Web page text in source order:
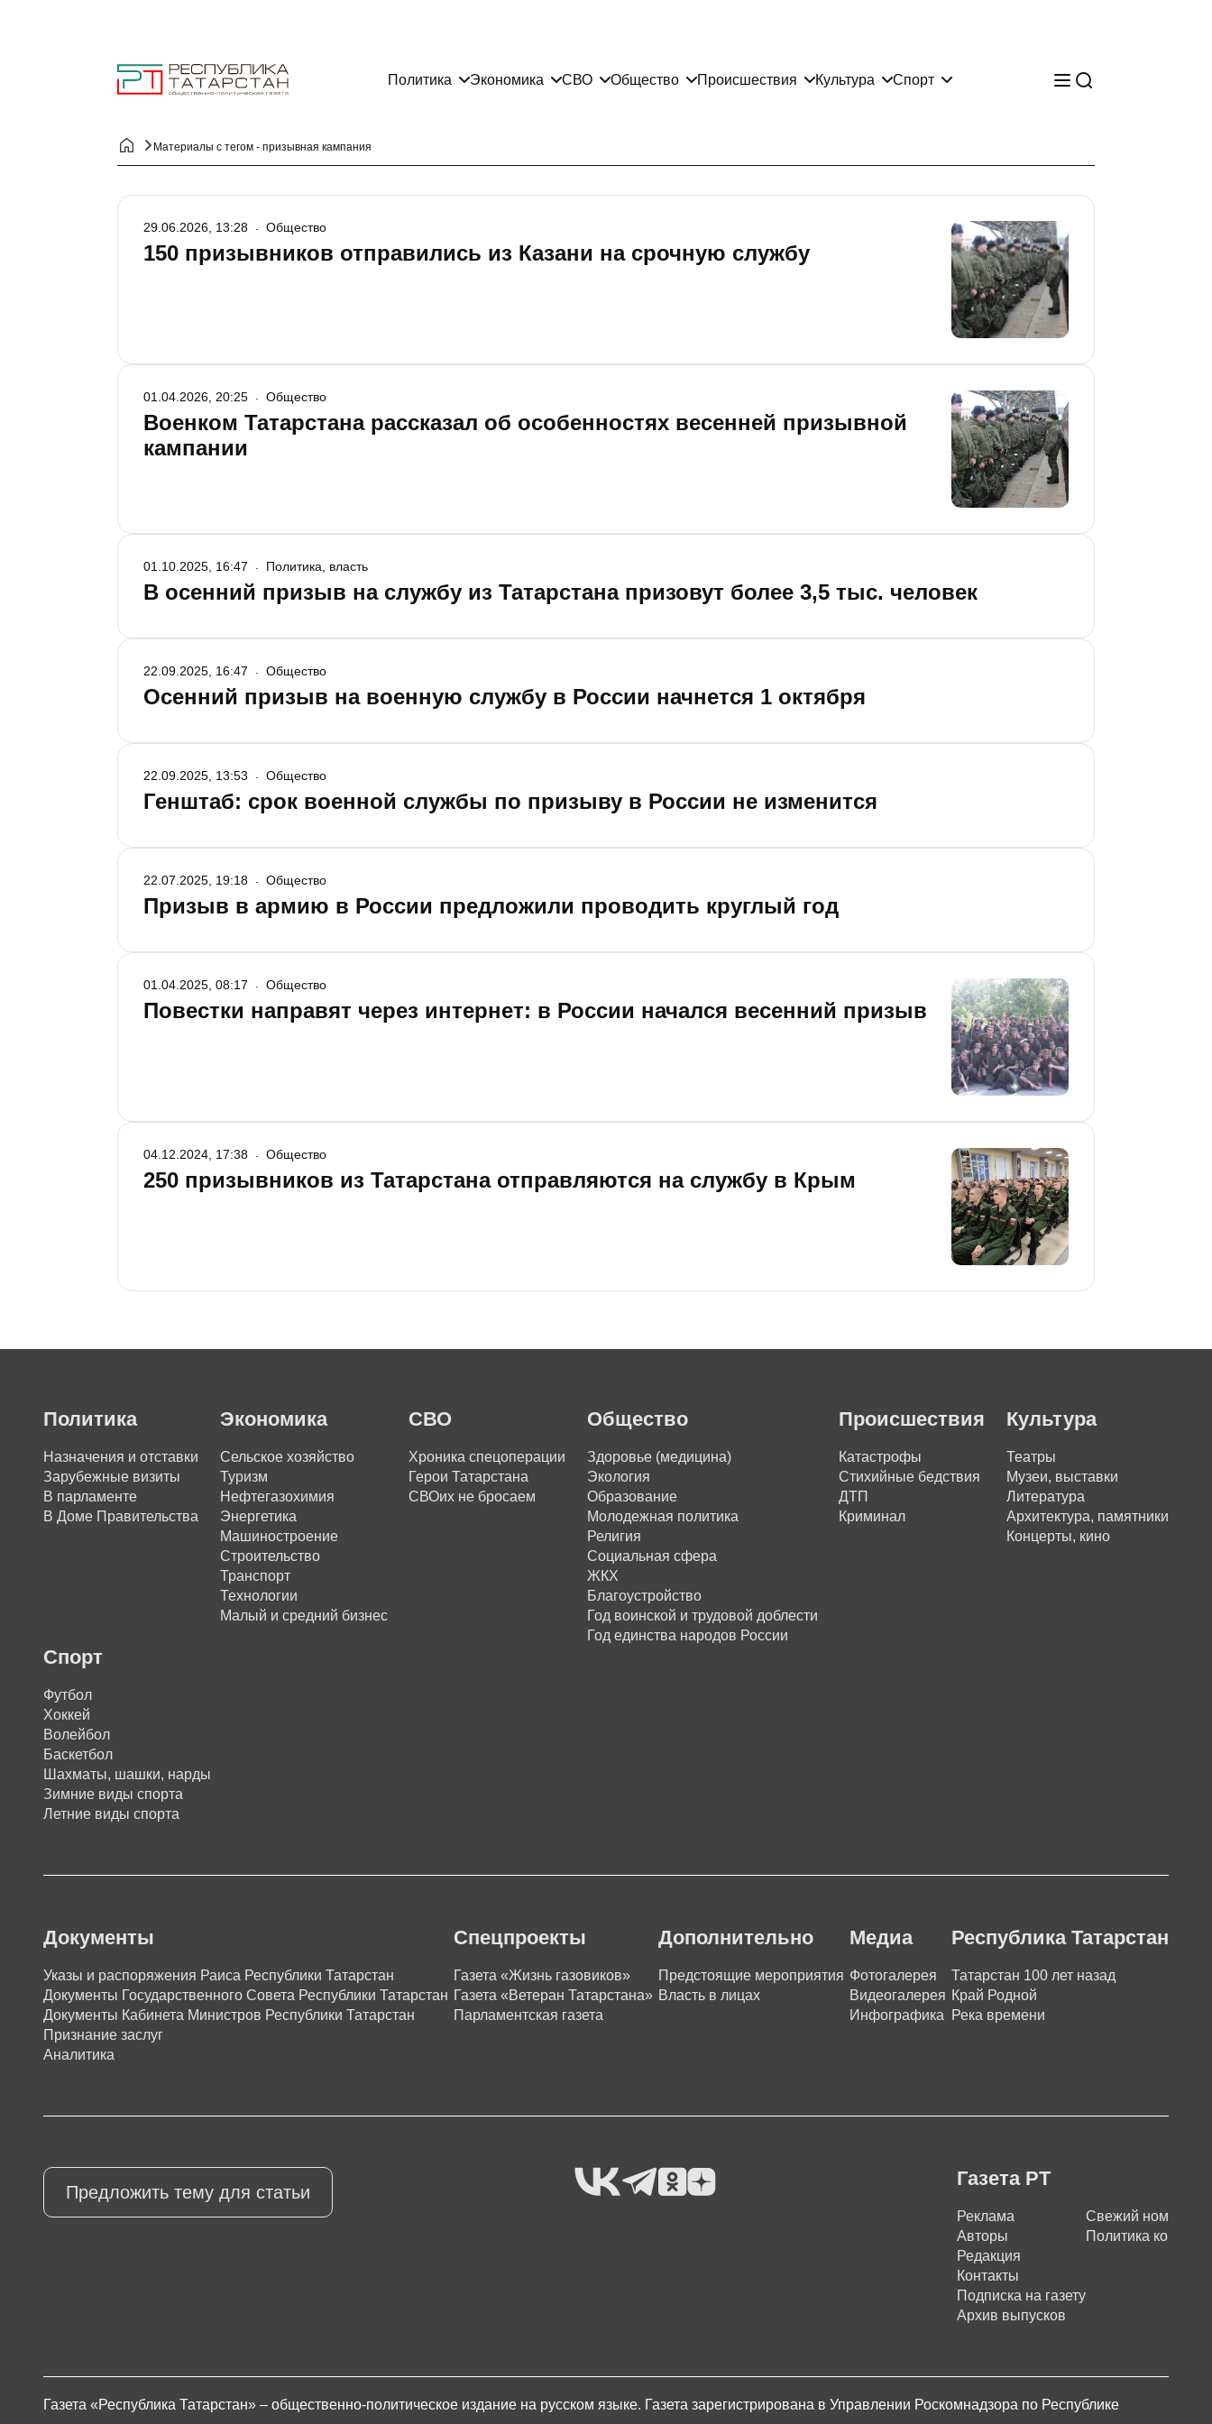
Политика Экономика СВО Общество Происшествия Культура Спорт
Материалы с тегом - призывная кампания
150 призывников отправились из Казани на срочную службу
29.06.2026, 13:28 Общество
Военком Татарстана рассказал об особенностях весенней призывной
кампании
01.04.2026, 20:25 Общество
В осенний призыв на службу из Татарстана призовут более 3,5 тыс. человек
01.10.2025, 16:47 Политика, власть
Осенний призыв на военную службу в России начнется 1 октября
22.09.2025, 16:47 Общество
Генштаб: срок военной службы по призыву в России не изменится
22.09.2025, 13:53 Общество
Призыв в армию в России предложили проводить круглый год
22.07.2025, 19:18 Общество
Повестки направят через интернет: в России начался весенний призыв
01.04.2025, 08:17 Общество
250 призывников из Татарстана отправляются на службу в Крым
04.12.2024, 17:38 Общество
Политика
Назначения и отставки
Зарубежные визиты
В парламенте
В Доме Правительства
Экономика
Сельское хозяйство
Туризм
Нефтегазохимия
Энергетика
Машиностроение
Строительство
Транспорт
Технологии
Малый и средний бизнес
СВО
Хроника спецоперации
Герои Татарстана
СВОих не бросаем
Общество
Здоровье (медицина)
Экология
Образование
Молодежная политика
Религия
Социальная сфера
ЖКХ
Благоустройство
Год воинской и трудовой доблести
Год единства народов России
Происшествия
Катастрофы
Стихийные бедствия
ДТП
Криминал
Культура
Театры
Музеи, выставки
Литература
Архитектура, памятники
Концерты, кино
Спорт
Футбол
Хоккей
Волейбол
Баскетбол
Шахматы, шашки, нарды
Зимние виды спорта
Летние виды спорта
Документы
Указы и распоряжения Раиса Республики Татарстан
Документы Государственного Совета Республики Татарстан
Документы Кабинета Министров Республики Татарстан
Признание заслуг
Аналитика
Спецпроекты
Газета «Жизнь газовиков»
Газета «Ветеран Татарстана»
Парламентская газета
Дополнительно
Предстоящие мероприятия
Власть в лицах
Медиа
Фотогалерея
Видеогалерея
Инфографика
Республика Татарстан
Татарстан 100 лет назад
Край Родной
Река времени
Предложить тему для статьи
Газета РТ
Реклама
Авторы
Редакция
Контакты
Подписка на газету
Архив выпусков
Свежий номер
Политика
Газета «Республика Татарстан» – общественно-политическое издание на русском языке. Газета зарегистрирована в Управлении Роскомнадзора по Республике